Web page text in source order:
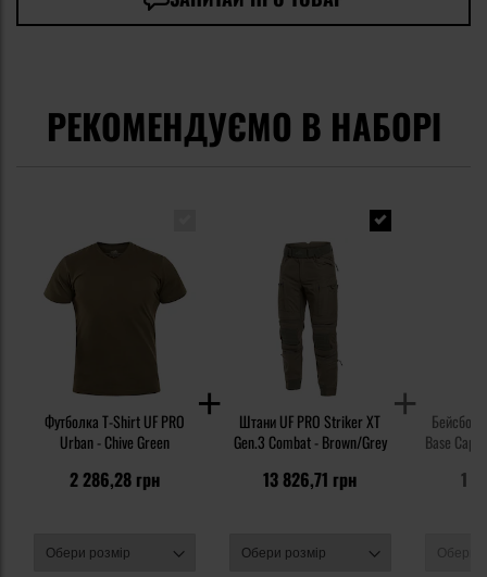
РЕКОМЕНДУЄМО В НАБОРІ
Футболка T-Shirt UF PRO
Urban - Chive Green
2 286,28 грн
Штани UF PRO Striker XT
Gen.3 Combat - Brown/Grey
13 826,71 грн
Base Cap
1